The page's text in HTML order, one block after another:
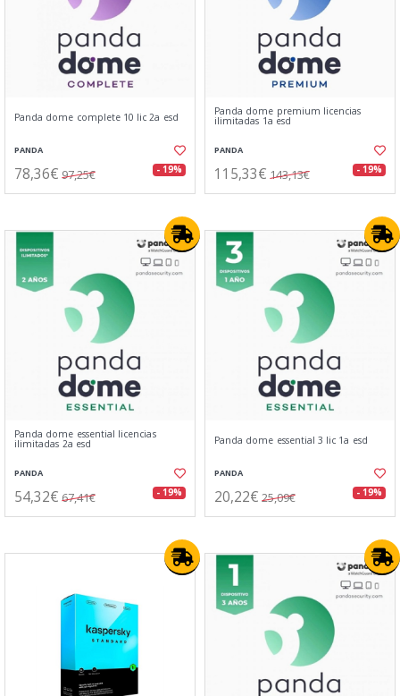
Panda dome complete 10 lic 2a esd
PANDA
78,36€ 97,25€ - 19%
Panda dome premium licencias
ilimitadas 1a esd
PANDA
115,33€ 143,13€ - 19%
Panda dome essential licencias
ilimitadas 2a esd
PANDA
54,32€ 67,41€ - 19%
Panda dome essential 3 lic 1a esd
PANDA
20,22€ 25,09€ - 19%